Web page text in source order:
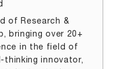
of Research &
bringing over 20+
in the field of
thinking innovator,